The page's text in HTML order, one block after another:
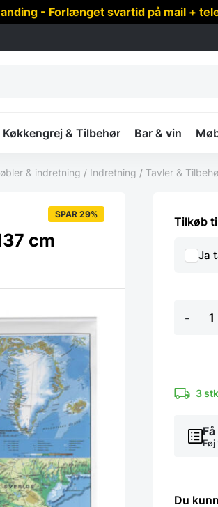
- Forlænget svartid på mail +
Køkkengrej & Tilbehør Bar & vin
& indretning / Indretning / Tavler &
SPAR 29%
cm
Tilkøb
Ja
-
antal3
Du